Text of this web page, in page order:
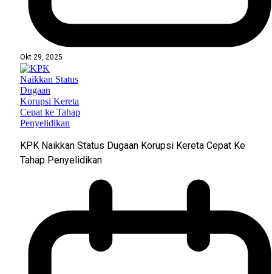
Okt 29, 2025
KPK Naikkan Status Dugaan Korupsi Kereta Cepat Ke
Tahap Penyelidikan